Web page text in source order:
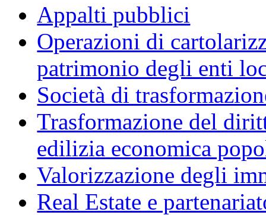
Appalti pubblici
Operazioni di
patrimonio degli enti
Società di
Trasformazione del
edilizia economica
Valorizzazione degli
Real Estate e